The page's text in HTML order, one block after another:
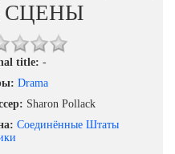
title: -
Drama
Sharon Pollack
Соединённые Штаты